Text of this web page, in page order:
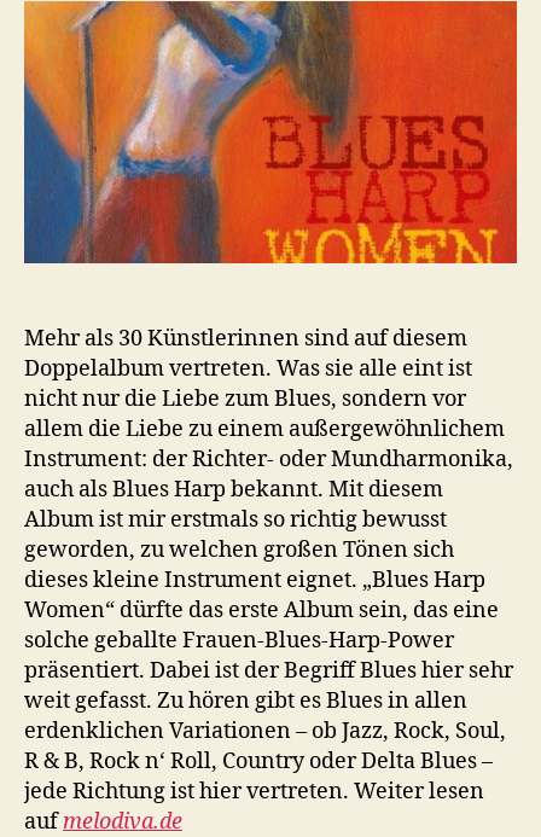
Mehr als 30 Künstlerinnen sind auf diesem
Doppelalbum vertreten. Was sie alle eint ist
nicht nur die Liebe zum Blues, sondern vor
allem die Liebe zu einem außergewöhnlichem
Instrument: der Richter- oder Mundharmonika,
auch als Blues Harp bekannt. Mit diesem
Album ist mir erstmals so richtig bewusst
geworden, zu welchen großen Tönen sich
dieses kleine Instrument eignet. „Blues Harp
Women“ dürfte das erste Album sein, das eine
solche geballte Frauen-Blues-Harp-Power
präsentiert. Dabei ist der Begriff Blues hier sehr
weit gefasst. Zu hören gibt es Blues in allen
erdenklichen Variationen – ob Jazz, Rock, Soul,
R & B, Rock n‘ Roll, Country oder Delta Blues –
jede Richtung ist hier vertreten. Weiter lesen
aufmelodiva.de